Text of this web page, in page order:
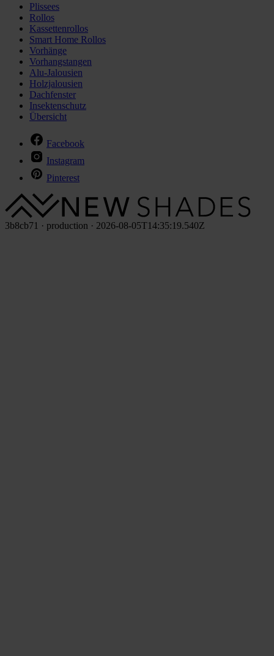
Plissees
Rollos
Kassettenrollos
Smart Home Rollos
Vorhänge
Vorhangstangen
Alu-Jalousien
Holzjalousien
Dachfenster
Insektenschutz
Übersicht
Facebook
Instagram
Pinterest
3b8cb71 · production · 2026-08-05T14:35:19.540Z